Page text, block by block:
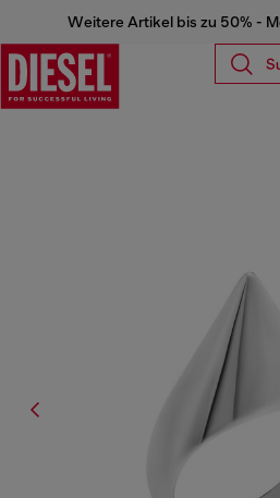
Weitere Artikel bis zu 50% -